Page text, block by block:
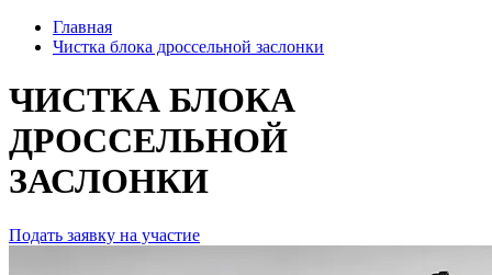
Главная
Чистка блока дроссельной заслонки
ЧИСТКА БЛОКА
ДРОССЕЛЬНОЙ
ЗАСЛОНКИ
Подать заявку на участие